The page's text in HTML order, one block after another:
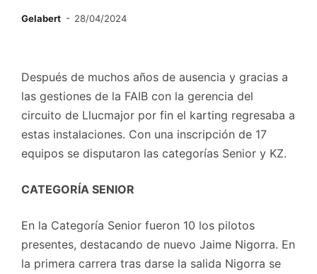
Gelabert 28/04/2024
Después de muchos años de ausencia y gracias a
las gestiones de la FAIB con la gerencia del
circuito de Llucmajor por fin el karting regresaba a
estas instalaciones. Con una inscripción de 17
equipos se disputaron las categorías Senior y KZ.
CATEGORÍA SENIOR
En la Categoría Senior fueron 10 los pilotos
presentes, destacando de nuevo Jaime Nigorra. En
la primera carrera tras darse la salida Nigorra se